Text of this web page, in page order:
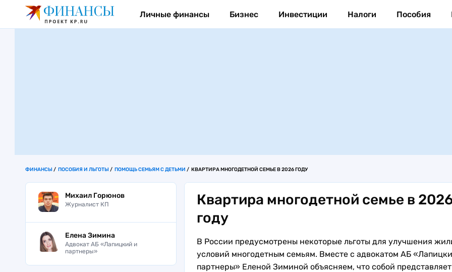
Личные финансы Бизнес Инвестиции Налоги Пособия
ФИНАНСЫ ПОСОБИЯ И ЛЬГОТЫ ПОМОЩЬ СЕМЬЯМ С ДЕТЬМИ КВАРТИРА МНОГОДЕТНОЙ СЕМЬЕ В 2026 ГОДУ
Михаил Горюнов
Журналист КП
Елена Зимина
Адвокат АБ «Лапицкий и
партнеры»
Квартира многодетной семье в
году
В России предусмотрены некоторые льготы для улучшения
условий многодетным семьям. Вместе с адвокатом АБ
партнеры» Еленой Зиминой объясняем, что собой представляет